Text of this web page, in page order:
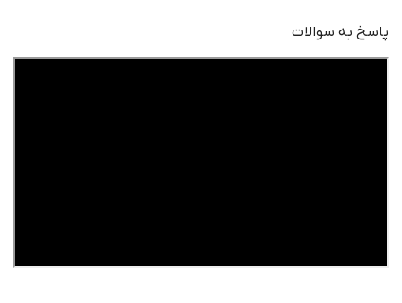
پاسخ به سوالات